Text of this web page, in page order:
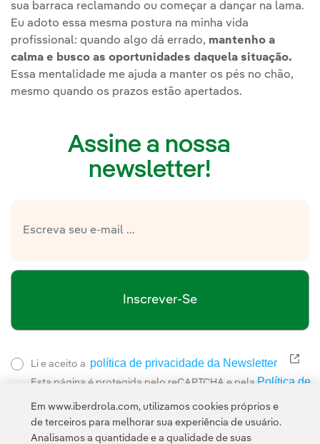
sua barraca reclamando ou começar a dançar na lama.
Eu adoto essa mesma postura na minha vida
profissional: quando algo dá errado, mantenho a
calma e busco as oportunidades daquela situação.
Essa mentalidade me ajuda a manter os pés no chão,
mesmo quando os prazos estão apertados.
Assine a nossa
newsletter!
Inscrever-Se
Li e aceito a política de privacidade da Newsletter Link
Esta página é protegida pelo reCAPTCHA e pela Política de
e pela
Em www.iberdrola.com, utilizamos cookies próprios e
de terceiros para melhorar sua experiência de usuário.
Analisamos a quantidade e a qualidade de suas